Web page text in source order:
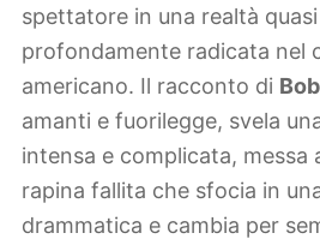
spettatore in una realtà
profondamente radicata nel
americano. Il racconto di
amanti e fuorilegge, svela
intensa e complicata, messa
rapina fallita che sfocia in
drammatica e cambia per